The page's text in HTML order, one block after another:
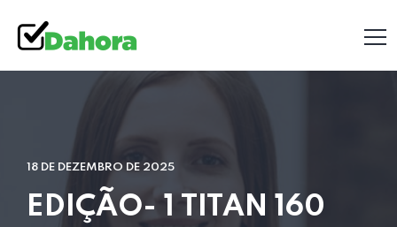
18 DE DEZEMBRO DE 2025
EDIÇÃO- 1 TITAN 160